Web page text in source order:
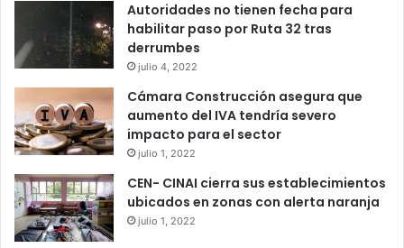
Autoridades no tienen fecha para
habilitar paso por Ruta 32 tras
derrumbes
julio 4, 2022
Cámara Construcción asegura que
aumento del IVA tendría severo
impacto para el sector
julio 1, 2022
CEN- CINAI cierra sus establecimientos
ubicados en zonas con alerta naranja
julio 1, 2022